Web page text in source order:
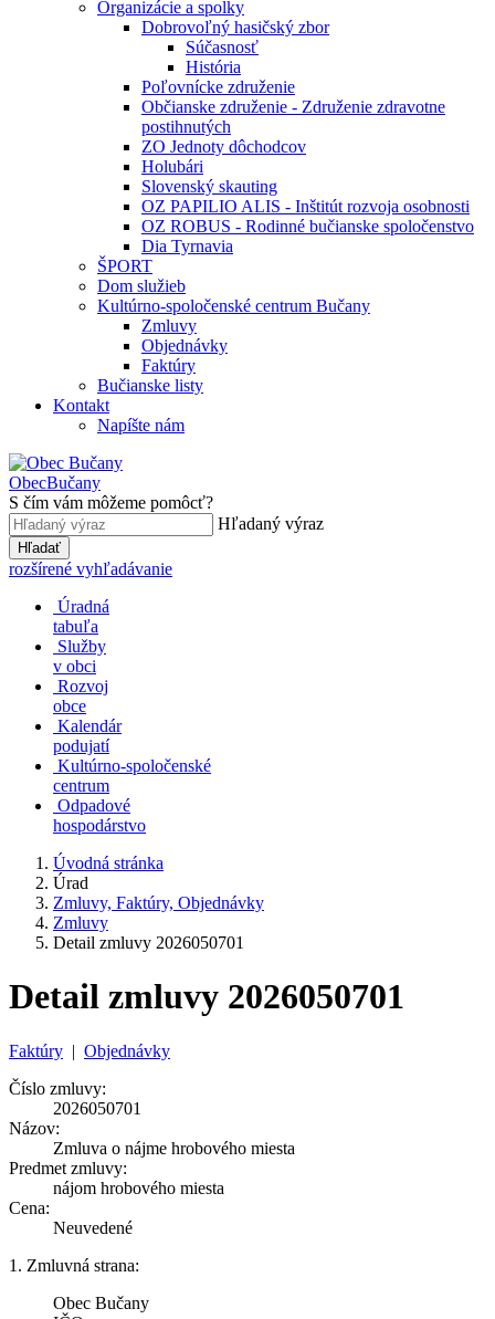
Organizácie a spolky
Dobrovoľný hasičský zbor
Súčasnosť
História
Poľovnícke združenie
Občianske združenie - Združenie zdravotne
postihnutých
ZO Jednoty dôchodcov
Holubári
Slovenský skauting
OZ PAPILIO ALIS - Inštitút rozvoja osobnosti
OZ ROBUS - Rodinné bučianske spoločenstvo
Dia Tyrnavia
ŠPORT
Dom služieb
Kultúrno-spoločenské centrum Bučany
Zmluvy
Objednávky
Faktúry
Bučianske listy
Kontakt
Napíšte nám
ObecBučany
S čím vám môžeme pomôcť?
Hľadaný výraz
Hľadať
rozšírené vyhľadávanie
Úradná
tabuľa
Služby
v obci
Rozvoj
obce
Kalendár
podujatí
Kultúrno-spoločenské
centrum
Odpadové
hospodárstvo
Úvodná stránka
Úrad
Zmluvy, Faktúry, Objednávky
Zmluvy
Detail zmluvy 2026050701
Detail zmluvy 2026050701
Faktúry | Objednávky
Číslo zmluvy:
2026050701
Názov:
Zmluva o nájme hrobového miesta
Predmet zmluvy:
nájom hrobového miesta
Cena:
Neuvedené
1. Zmluvná strana:
Obec Bučany